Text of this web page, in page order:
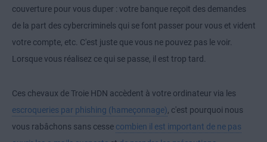
couverture pour vous duper : votre banque reçoit des demandes
de la part des cybercriminels qui se font passer pour vous et vident
votre compte, etc. C'est juste que vous ne pouvez pas le voir.
Lorsque vous réalisez ce qui se passe, il est trop tard.
Ces chevaux de Troie HDN accèdent à votre ordinateur via les
escroqueries par phishing (hameçonnage), c'est pourquoi nous
vous rabâchons sans cesse combien il est important de ne pas